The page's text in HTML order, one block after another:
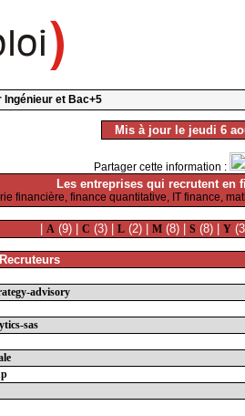
Ingénieur et Bac+5
Mis à jour le jeudi 6
Partager cette information :
Les entreprises qui recrutent en
financière, finance quantitative, IT finance,
A(9) | C (3) | L(2) | M(8) | S (8) | Y
advisory
sas